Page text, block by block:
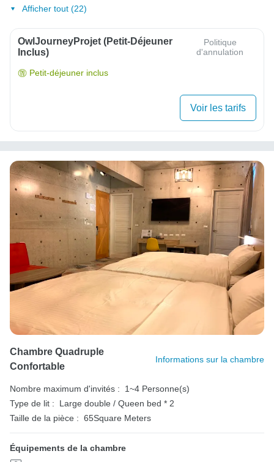
Afficher tout (22)
OwlJourneyProjet (petit-Déjeuner
Inclus)
Politique
d'annulation
Petit-déjeuner inclus
Voir les tarifs
Chambre Quadruple
Confortable
Informations sur la chambre
Nombre maximum d'invités :
1~4 Personne(s)
Type de lit :
Large double / Queen bed * 2
Taille de la pièce : 65Square Meters
Équipements de la chambre